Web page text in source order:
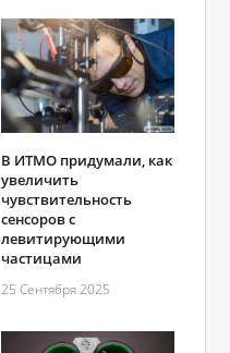
В ИТМО придумали, как
увеличить
чувствительность
сенсоров с
левитирующими
частицами
25 Сентября 2025